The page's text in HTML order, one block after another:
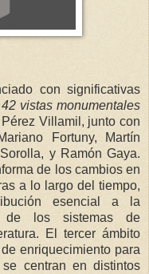
con significativas
vistas monumentales
Villamil, junto con
Fortuny, Martín
y Ramón Gaya.
de los cambios en
a lo largo del tiempo,
esencial a la
de los sistemas de
El tercer ámbito
enriquecimiento para
centran en distintos